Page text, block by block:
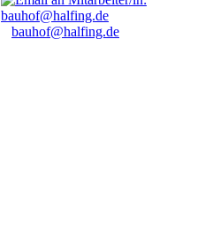
bauhof@halfing.de